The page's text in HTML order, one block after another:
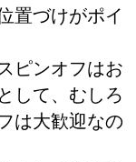
置づけがポイ
ピンオフはお
して、むしろ
は大歓迎なの